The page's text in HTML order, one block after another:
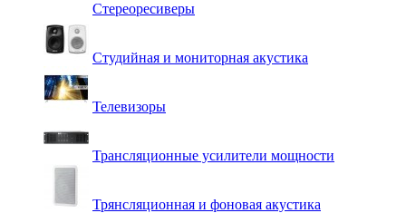
Стереоресиверы
Студийная и мониторная акустика
Телевизоры
Трансляционные усилители мощности
Трянсляционная и фоновая акустика